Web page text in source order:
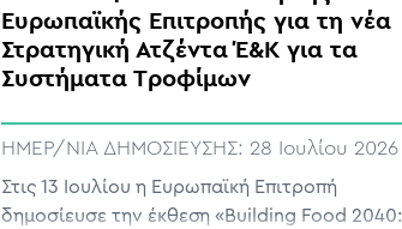
Ευρωπαϊκής Επιτροπής για τη νέα
Στρατηγική Ατζέντα Έ&Κ για τα
Συστήματα Τροφίμων
ΗΜΕΡ/ΝΙΑ ΔΗΜΟΣΙΕΥΣΗΣ: 28 Ιουλίου 2026
Στις 13 Ιουλίου η Ευρωπαϊκή Επιτροπή
δημοσίευσε την έκθεση «Building Food 2040: